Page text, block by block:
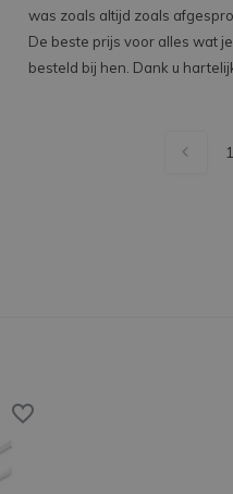
was zoals altijd zoals
De beste prijs voor alles wat je
besteld bij hen. Dank u
1